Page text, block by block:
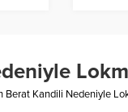
Berat Kandili Nedeniyle